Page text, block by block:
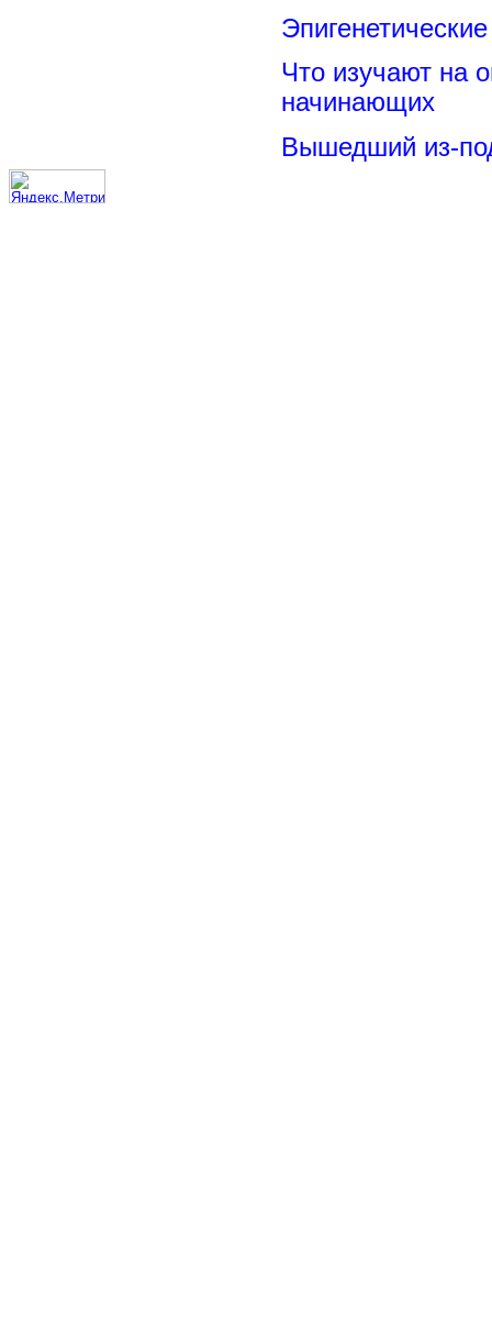
Что изучают на
начинающих
Вышедший из-